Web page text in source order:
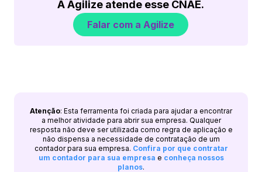
A Agilize atende esse CNAE.
Falar com a Agilize
Atenção: Esta ferramenta foi criada para ajudar a encontrar
a melhor atividade para abrir sua empresa. Qualquer
resposta não deve ser utilizada como regra de aplicação e
não dispensa a necessidade de contratação de um
contador para sua empresa. Confira por que contratar
um contador para sua empresa e conheça nossos
planos.